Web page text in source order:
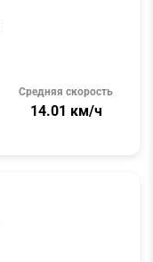
Средняя скорость
14.01 км/ч